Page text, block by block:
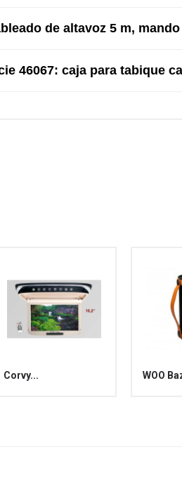
de altavoz 5 m,
46067: caja para tabique
Corvy... WOO